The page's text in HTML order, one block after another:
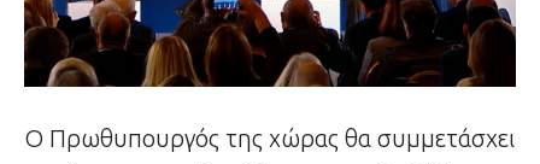
Ο Πρωθυπουργός της χώρας θα συμμετάσχει